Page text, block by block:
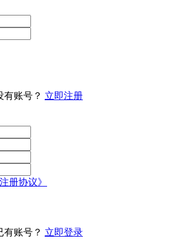
有账号？ 立即注册
注册协议》
有账号？ 立即登录